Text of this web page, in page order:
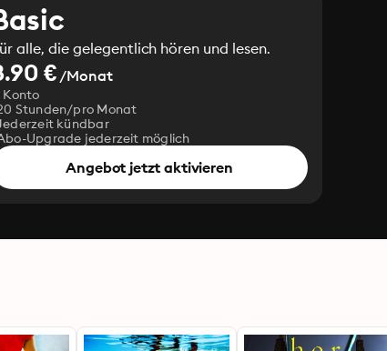
alle, die gelegentlich hören und lesen.
€/Monat
Konto
Stunden/pro Monat
kündbar
Upgrade jederzeit möglich
Angebot jetzt aktivieren